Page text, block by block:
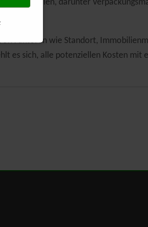
anfallen, darunter
Faktoren wie Standort,
es sich, alle potenziellen Kosten mit